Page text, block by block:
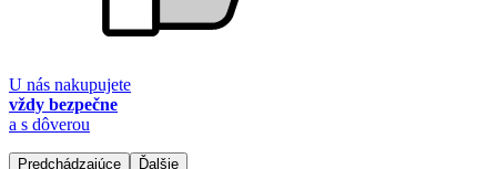
U nás nakupujete
vždy bezpečne
a s dôverou
Predchádzajúce Ďalšie